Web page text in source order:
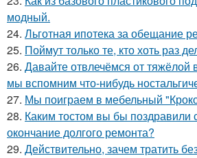
модный.
24. Льготная ипотека за обещание
25. Поймут только те, кто хоть раз
26. Давайте отвлечёмся от тяжёлой
мы вспомним что-нибудь
27. Мы поиграем в мебельный
28. Каким тостом вы бы поздравили
окончание долгого ремонта?
29. Действительно, зачем тратить